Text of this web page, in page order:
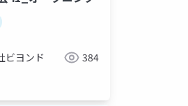
ビヨンド 384